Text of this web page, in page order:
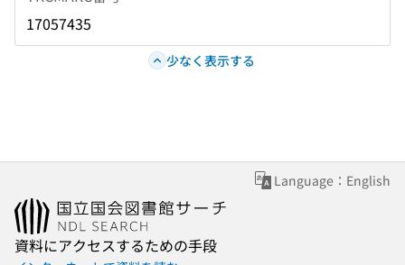
17057435
少なく表示する
Language：English
資料にアクセスするための手段